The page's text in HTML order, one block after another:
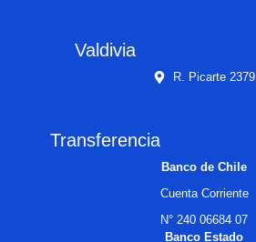
Valdivia
R. Picarte 2379
Transferencia
Banco de Chile
Cuenta Corriente
N° 240 06684 07
Banco Estado